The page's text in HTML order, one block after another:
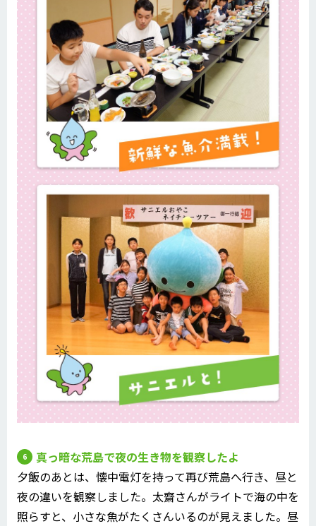
真っ暗な荒島で夜の生き物を観察したよ
夕飯のあとは、懐中電灯を持って再び荒島へ行き、昼と
夜の違いを観察しました。太齋さんがライトで海の中を
照らすと、小さな魚がたくさんいるのが見えました。昼